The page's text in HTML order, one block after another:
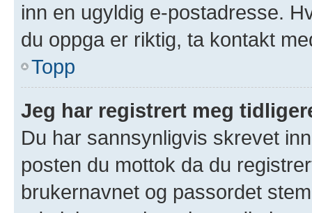
inn en ugyldig e-postadresse.
du oppga er riktig, ta kontakt
Topp
Jeg har registrert meg
Du har sannsynligvis skrevet
posten du mottok da du
brukernavnet og passordet